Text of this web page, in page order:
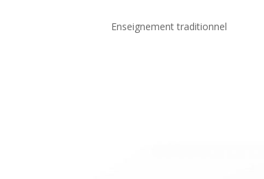
Enseignement traditionnel